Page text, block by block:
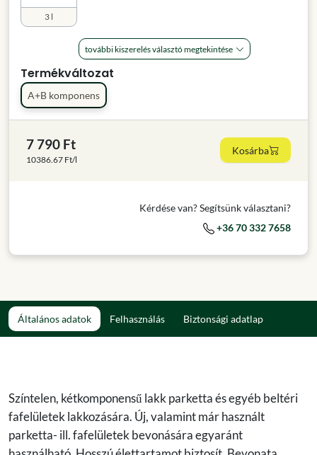
3 l
további kiszerelés választó megtekintése
Termékváltozat
A+B komponens
7 790 Ft
10386.67 Ft/l
Kosárba
Kérdése van? Segítsünk választani?
+36 70 332 7658
Általános adatok Felhasználás Biztonsági adatlap
Színtelen, kétkomponensű lakk parketta és egyéb beltéri
fafelületek lakkozására. Új, valamint már használt
parketta- ill. fafelületek bevonására egyaránt